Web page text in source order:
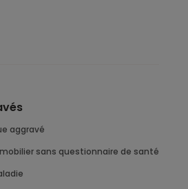
aggravé
sans questionnaire de santé